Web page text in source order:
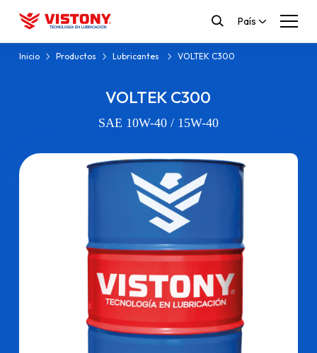
País
Inicio Productos Lubricantes VOLTEK C300
VOLTEK C300
SAE 10W-40 / 15W-40